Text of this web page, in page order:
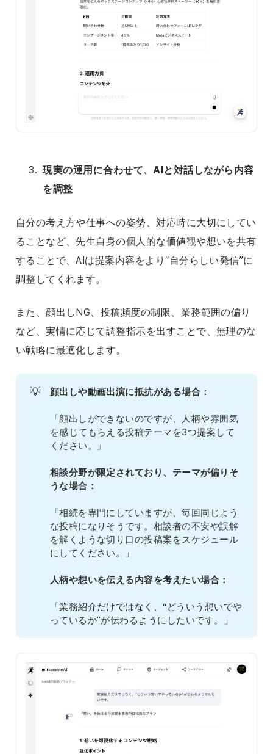
現実の運用に合わせて、AIと対話しながら内容
を調整
自分の考え方や仕事への姿勢、対応時に大切にしてい
ることなど、先生自身の個人的な価値観や想いを共有
することで、AIは提案内容をより“自分らしい発信”に
調整してくれます。
また、顔出しNG、投稿頻度の制限、業務範囲の偏り
など、実情に応じて調整指示を出すことで、無理のな
い戦略に最適化します。
💡 顔出しや動画出演に抵抗がある場合：
「顔出しができないのですが、人柄や雰囲気
を感じてもらえる投稿テーマを3つ提案して
ください。」
相談分野が限定されており、テーマが偏りそ
うな場合：
「相続を専門にしていますが、毎回同じよう
な投稿になりそうです。相談者の不安や誤解
を解くような切り口の投稿案をスケジュール
にしてください。」
人柄や想いを伝える内容を考えたい場合：
「業務紹介だけではなく、“どういう想いでや
っているか”が伝わるようにしたいです。」